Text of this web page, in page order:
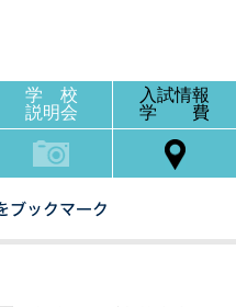
学 校
説明会
入試情報
学 費